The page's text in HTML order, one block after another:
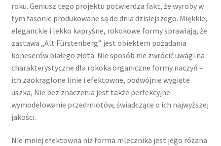
roku. Geniusz tego projektu potwierdza fakt, że wyroby w
tym fasonie produkowane są do dnia dzisiejszego. Miękkie,
eleganckie i lekko kapryśne, rokokowe formy sprawiają, że
zastawa „Alt Fürstenberg” jest obiektem pożądania
koneserów białego złota. Nie sposób nie zwrócić uwagi na
charakterystyczne dla rokoka organiczne formy naczyń –
ich zaokrąglone linie i efektowne, podwójnie wygięte
uszka, Nie bez znaczenia jest także perfekcyjne
wymodelowanie przedmiotów, świadczące o ich najwyższej
jakości.
Nie mniej efektowna niż forma mlecznika jest jego różana